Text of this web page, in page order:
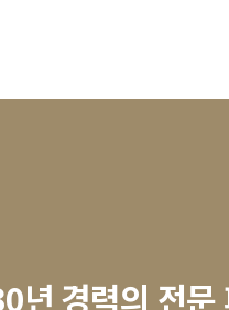
경력의 전문